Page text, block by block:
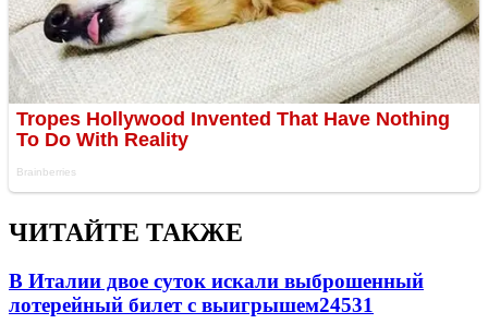
ЧИТАЙТЕ ТАКЖЕ
В Италии двое суток искали выброшенный
лотерейный билет с выигрышем24531